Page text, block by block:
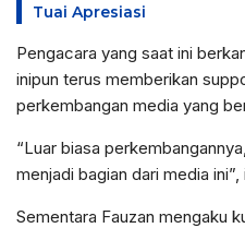
Tuai Apresiasi
Pengacara yang saat ini
inipun terus memberikan
perkembangan media yang
“Luar biasa
menjadi bagian dari media ini”,
Sementara Fauzan mengaku